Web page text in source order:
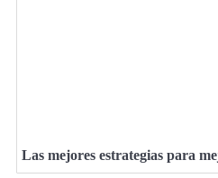
Las mejores estrategias para